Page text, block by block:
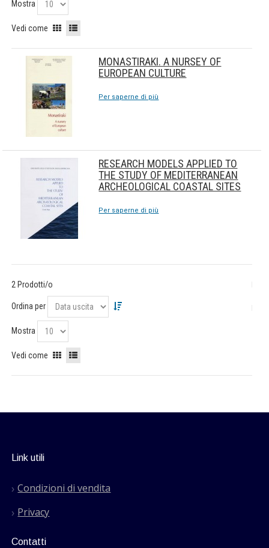
Mostra
Vedi come
MONASTIRAKI. A NURSEY OF
EUROPEAN CULTURE
Per saperne di più
RESEARCH MODELS APPLIED TO
THE STUDY OF MEDITERRANEAN
ARCHEOLOGICAL COASTAL SITES
Per saperne di più
2 Prodotti/o
Ordina per
Mostra
Vedi come
Link utili
Condizioni di vendita
Privacy
Contatti